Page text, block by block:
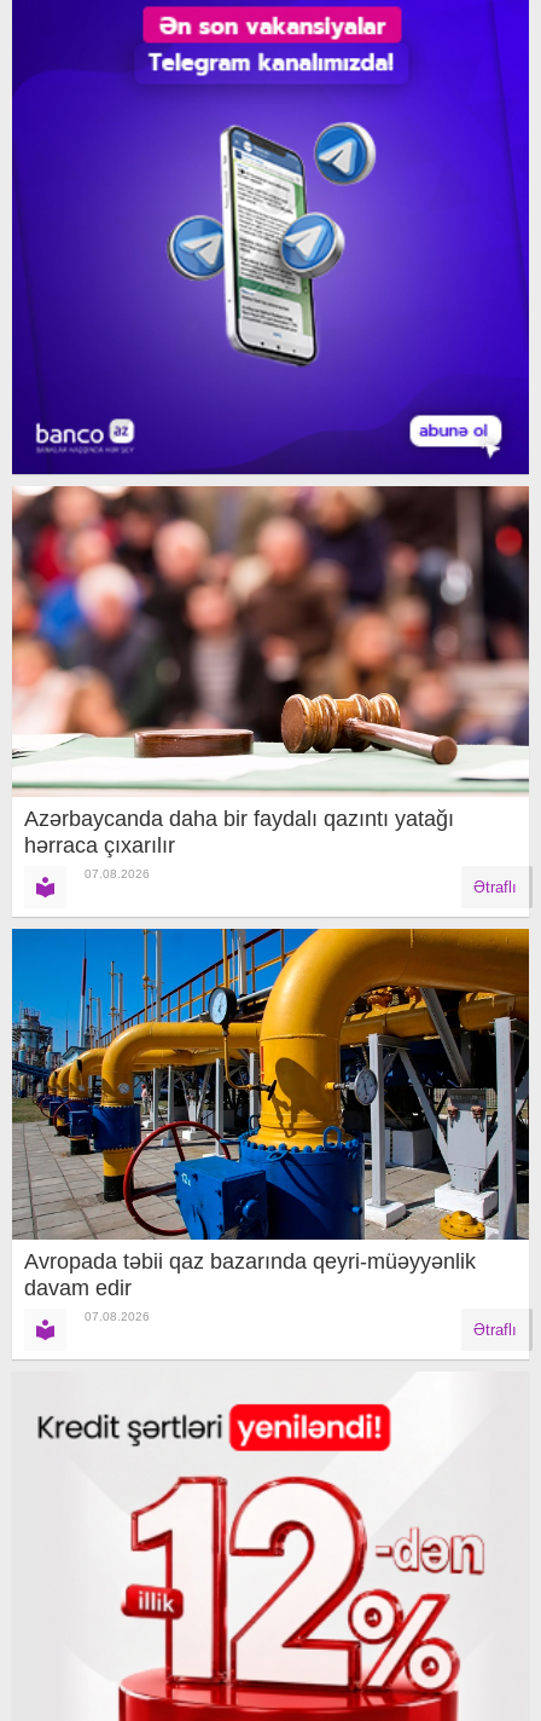
Azərbaycanda daha bir faydalı qazıntı yatağı
hərraca çıxarılır
07.08.2026
Ətraflı
Avropada təbii qaz bazarında qeyri-müəyyənlik
davam edir
07.08.2026
Ətraflı